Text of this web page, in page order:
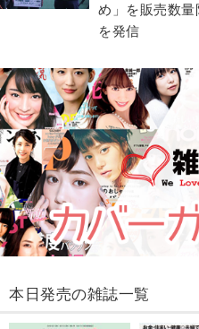
め」を販売数
を発信
本日発売の雑誌一覧